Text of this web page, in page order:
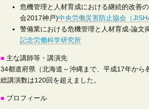
危機管理と人材育成における継続的改善
会2017神戸)中央労働災害防止協会（
警備業における危機管理と人材育成-論文
記念労働科学研究所
■ 主な講師等・講演先
34都道府県（北海道～沖縄まで、平成17年から
総講演数は120回を超えました。
■ プロフィール